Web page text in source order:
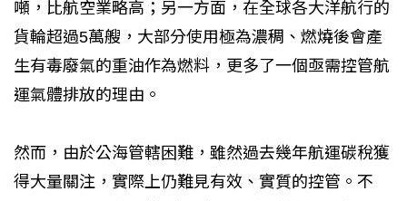
噸，比航空業略高；另一方面，在全球各大洋航行的
貨輪超過5萬艘，大部分使用極為濃稠、燃燒後會產
生有毒廢氣的重油作為燃料，更多了一個亟需控管航
運氣體排放的理由。
然而，由於公海管轄困難，雖然過去幾年航運碳稅獲
得大量關注，實際上仍難見有效、實質的控管。不